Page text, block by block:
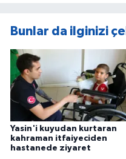
Bunlar da ilginizi
Yasin'i kuyudan kurtaran
kahraman itfaiyeciden
hastanede ziyaret